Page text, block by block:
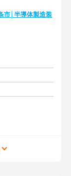
市│半導体製造装